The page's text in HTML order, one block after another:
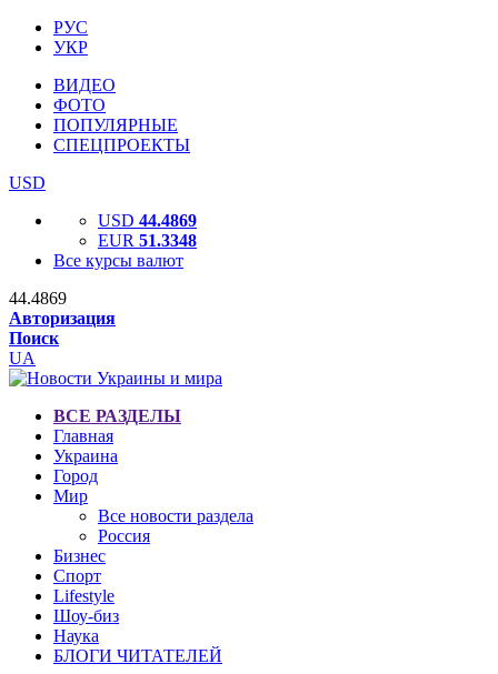
РУС
УКР
ВИДЕО
ФОТО
ПОПУЛЯРНЫЕ
СПЕЦПРОЕКТЫ
USD
USD 44.4869
EUR 51.3348
Все курсы валют
44.4869
Авторизация
Поиск
UA
ВСЕ РАЗДЕЛЫ
Главная
Украина
Город
Мир
Все новости раздела
Россия
Бизнес
Спорт
Lifestyle
Шоу-биз
Наука
БЛОГИ ЧИТАТЕЛЕЙ